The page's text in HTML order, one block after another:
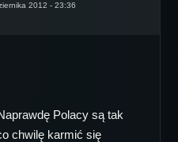
2012 - 23:36
Polacy są tak
chwilę karmić się